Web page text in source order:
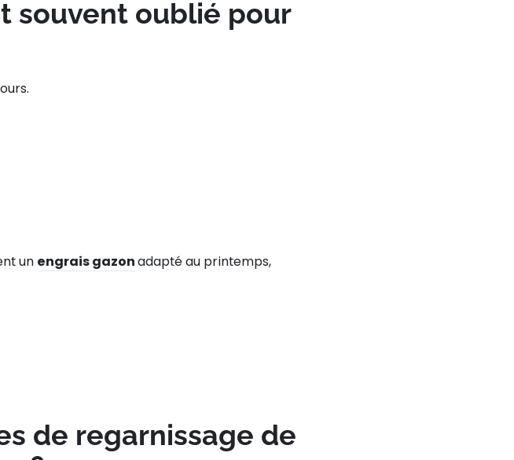
souvent oublié pour
un engrais gazonadapté au printemps,
de regarnissage de